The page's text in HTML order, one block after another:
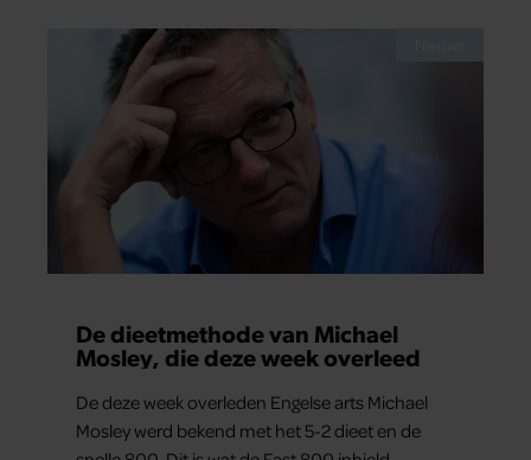
De dieetmethode van Michael
Mosley, die deze week overleed
De deze week overleden Engelse arts Michael
Mosley werd bekend met het 5-2 dieet en de